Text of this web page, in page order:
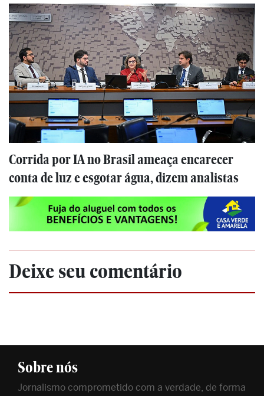
Corrida por IA no Brasil ameaça encarecer
conta de luz e esgotar água, dizem analistas
Deixe seu comentário
Sobre nós
Jornalismo comprometido com a verdade, de forma